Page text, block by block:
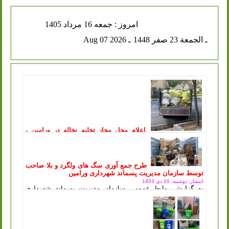
امروز : جمعه 16 مرداد 1405
ـ الجمعة 23 صفر 1448
ـ Aug 07 2026
اعلام محل مجاز تخلیه نخاله در ورامین ،
توقیف خودروهای متخلف در پی آن
انتشار: یکشنبه, 11 مرداد 1405
سازمان مدیریت پسماند شهرداری ورامین طی اطلاعیه‌ای، محل
جدید و مجاز تخلیه پسماندهای عمرانی و ساختمانی را اعلام کرد
و هشدار داد که...ادامه مطلب ..
طرح جمع آوری سگ های ولگرد و بلا صاحب
توسط سازمان مدیریت پسماند شهرداری ورامین
انتشار: دوشنبه, 10 دی 1403
به گزارش روابط عمومی سازمان مدیریت پسماند شهرداری
ورامین ، طرح جمع آوری سگ های ولگرد و بلاصاحب توسط
سازمان مدیریت پسماند شهرداری ورامین...